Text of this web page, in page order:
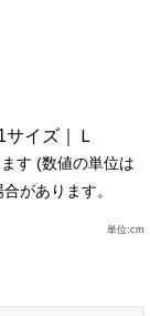
イズ｜Ｌ
す (数値の単位は
があります。
単位:cm